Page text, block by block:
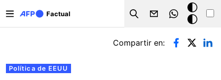
Factual
Search
Modo
oscuro
Solapas principales
Política de EEUU
Compartir en: